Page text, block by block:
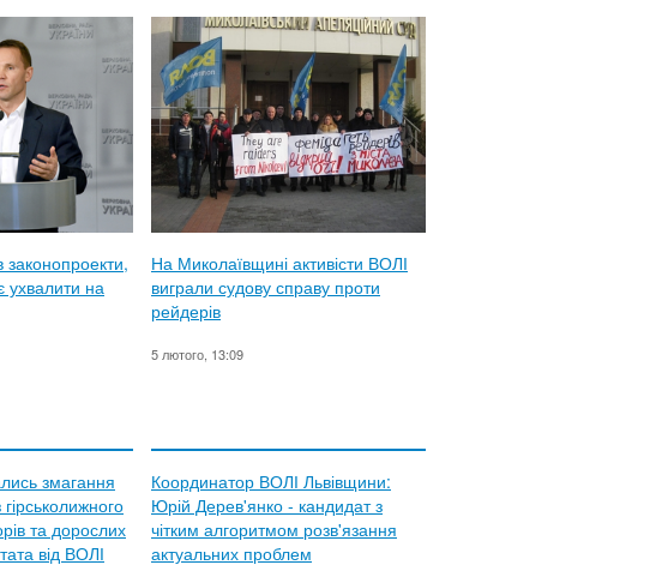
законопроекти,
ухвалити на
На Миколаївщині активісти ВОЛІ
виграли судову справу проти
рейдерів
5 лютого, 13:09
змагання
та дорослих
від ВОЛІ
Координатор ВОЛІ Львівщини:
Юрій Дерев'янко - кандидат з
чітким алгоритмом розв'язання
актуальних проблем